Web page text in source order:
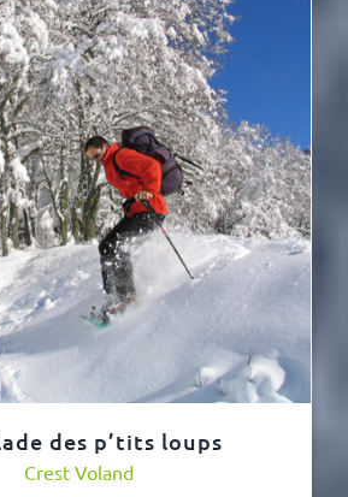
des p’tits loups
Crest Voland